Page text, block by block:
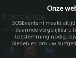
info@sosevents.nl
Onze
SOSEvents.nl maakt
daarmee vergelijkbare
toestemming nodig,
bieden en om uw